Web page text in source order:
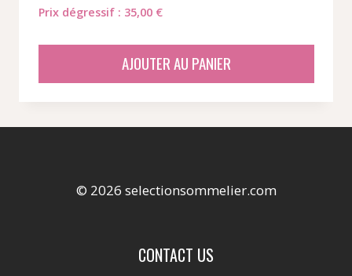
Prix dégressif : 35,00 €
AJOUTER AU PANIER
© 2026 selectionsommelier.com
CONTACT US